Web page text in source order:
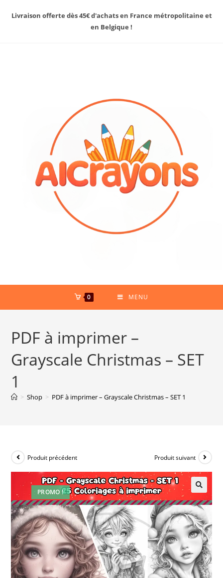
Livraison offerte dès 45€ d'achats en France métropolitaine et
en Belgique !
0 MENU
PDF à imprimer –
Grayscale Christmas – SET
1
> Shop > PDF à imprimer – Grayscale Christmas – SET 1
PROMO !
Produit précédent Produit suivant